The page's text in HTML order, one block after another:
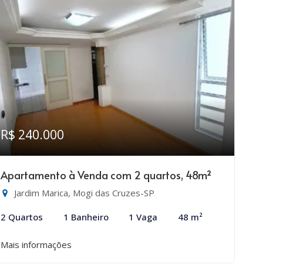
R$ 240.000
Apartamento à Venda com 2 quartos, 48m²
Jardim Marica, Mogi das Cruzes-SP
2 Quartos 1 Banheiro 1 Vaga 48 m²
Mais informações